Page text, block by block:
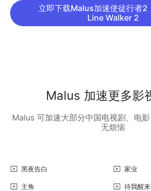
立即下载Malus加速使徒行者2
Line Walker 2
Malus 加速更多影
Malus 可加速大部分中国电视剧、电
无烦恼
黑夜告白 家业
主角 待我醒